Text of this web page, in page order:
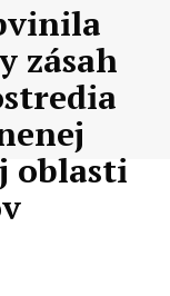
zásah
oblasti